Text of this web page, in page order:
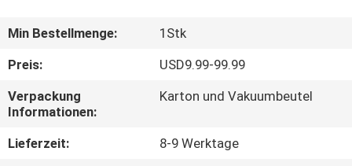
VIDEOS
ÜBER
UNS
Min Bestellmenge:
1Stk
Preis:
USD9.99-99.99
Verpackung
Informationen:
Karton und Vakuumbeutel
Lieferzeit:
8-9 Werktage